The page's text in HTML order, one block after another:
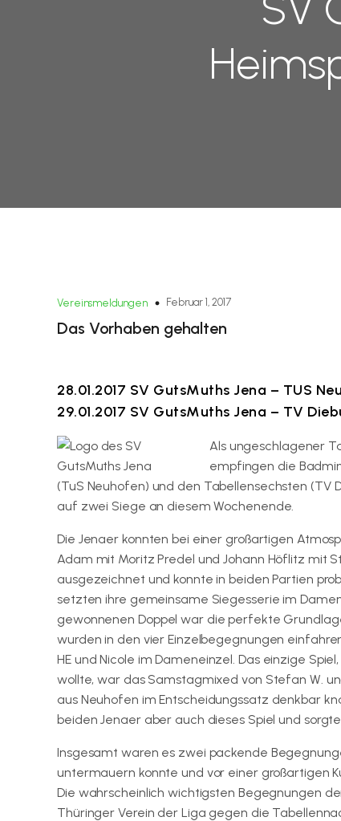
Vereinsmeldungen Februar 1, 2017
Das Vorhaben gehalten
28.01.2017 SV GutsMuths Jena – TUS
29.01.2017 SV GutsMuths Jena – TV
Als ungeschlagener
empfingen die
(TuS Neuhofen) und den Tabellensechsten
auf zwei Siege an diesem Wochenende.
Die Jenaer konnten bei einer großartigen
Adam mit Moritz Predel und Johann Höflitz mit
ausgezeichnet und konnte in beiden Partien
setzten ihre gemeinsame Siegesserie im
gewonnenen Doppel war die perfekte
wurden in den vier Einzelbegegnungen
HE und Nicole im Dameneinzel. Das einzige
wollte, war das Samstagmixed von Stefan W.
aus Neuhofen im Entscheidungssatz denkbar
beiden Jenaer aber auch dieses Spiel und
Insgesamt waren es zwei packende
untermauern konnte und vor einer großartigen
Die wahrscheinlich wichtigsten Begegnungen
Thüringer Verein der Liga gegen die